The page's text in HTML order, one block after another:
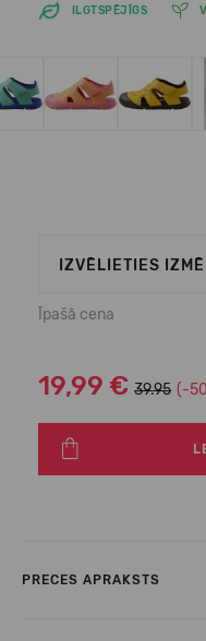
ILGTSPĒJĪGS
IZVĒLIETIES
Īpašā cena
19,99 € 39.95 (-
PRECES APRAKSTS